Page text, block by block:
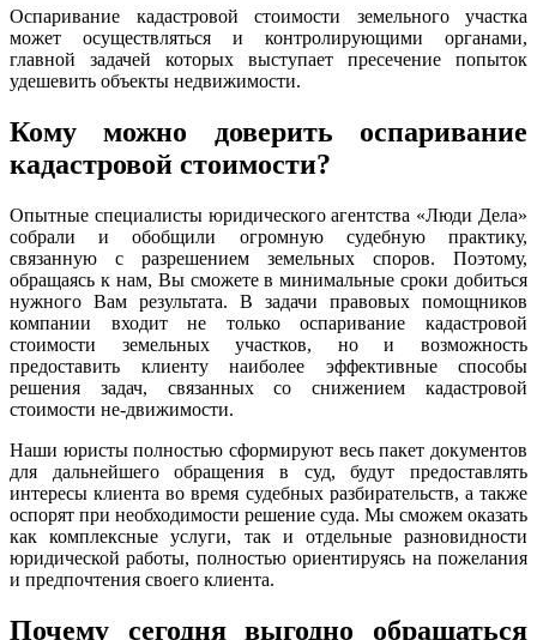
Оспаривание кадастровой стоимости земельного участка
может осуществляться и контролирующими органами,
главной задачей которых выступает пресечение попыток
удешевить объекты недвижимости.
Кому можно доверить оспаривание
кадастровой стоимости?
Опытные специалисты юридического агентства «Люди Дела»
собрали и обобщили огромную судебную практику,
связанную с разрешением земельных споров. Поэтому,
обращаясь к нам, Вы сможете в минимальные сроки добиться
нужного Вам результата. В задачи правовых помощников
компании входит не только оспаривание кадастровой
стоимости земельных участков, но и возможность
предоставить клиенту наиболее эффективные способы
решения задач, связанных со снижением кадастровой
стоимости не-движимости.
Наши юристы полностью сформируют весь пакет документов
для дальнейшего обращения в суд, будут предоставлять
интересы клиента во время судебных разбирательств, а также
оспорят при необходимости решение суда. Мы сможем оказать
как комплексные услуги, так и отдельные разновидности
юридической работы, полностью ориентируясь на пожелания
и предпочтения своего клиента.
Почему сегодня выгодно обращаться